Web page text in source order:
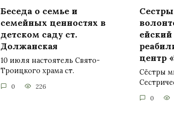
Беседа о семье и
семейных ценностях в
детском саду ст.
Должанская
10 июля настоятель Свято-
Троицкого храма ст.
0 226
центр
Сёстры
0